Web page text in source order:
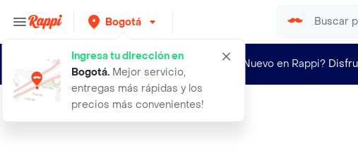
Bogotá
Ingresa tu dirección en
Bogotá. Mejor servicio,
entregas más rápidas y los
precios más convenientes!
¿Nuevo en Rappi?
aceite lendan moringa 100ml